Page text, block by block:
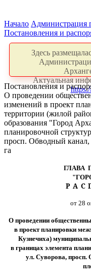
Начало Администрация
Постановления и
Здесь
Актуальная
Постановления и
О проведении
изменений в проект
территории (жилой
образования "Город
планировочной
просп. Обводный
га
ГЛАВА
от 28
О проведении
в проект планировки
Кузнечиха)
в границах элемента
ул. Суворова,